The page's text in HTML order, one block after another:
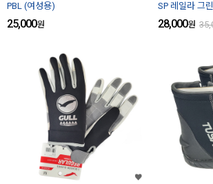
PBL (여성용)
25,000원
SP 레일라 그
28,000원